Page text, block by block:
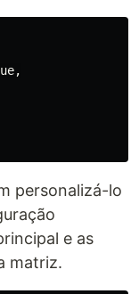
personalizá-lo
e as
matriz.